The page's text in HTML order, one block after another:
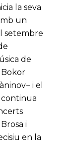
la seva
un
setembre
de
Bokor
i el
continua
i
en la